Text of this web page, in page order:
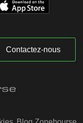
Contactez-nous